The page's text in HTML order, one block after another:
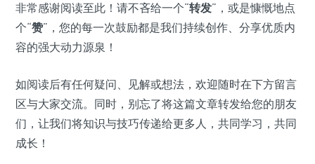
非常感谢阅读至此！请不吝给一个“转发”，或是慷慨地点
个“赞”，您的每一次鼓励都是我们持续创作、分享优质内
容的强大动力源泉！
如阅读后有任何疑问、见解或想法，欢迎随时在下方留言
区与大家交流。同时，别忘了将这篇文章转发给您的朋友
们，让我们将知识与技巧传递给更多人，共同学习，共同
成长！